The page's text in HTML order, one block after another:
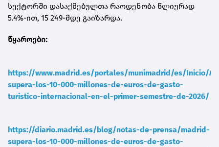
სექტორში დასაქმებულთა რაოდენობა წლიურად
5.4%-ით, 15 249-მდე გაიზარდა.
წყაროები:
https://www.madrid.es/portales/munimadrid/es/Inicio/
supera-los-10-000-millones-de-euros-de-gasto-
turistico-internacional-en-el-primer-semestre-de-2026/
https://diario.madrid.es/blog/notas-de-prensa/madrid-
supera-los-10-000-millones-de-euros-de-gasto-